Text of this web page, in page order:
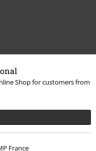
Shop for customers from
France